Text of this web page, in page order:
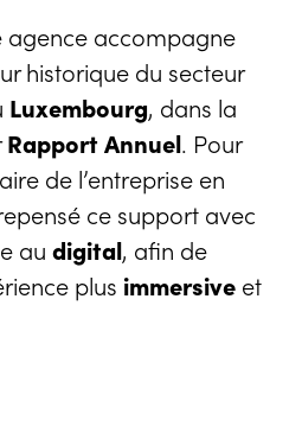
agence accompagne
historique du secteur
Luxembourg, dans la
Rapport Annuel. Pour
de l’entreprise en
ce support avec
au digital, afin de
plus immersive et